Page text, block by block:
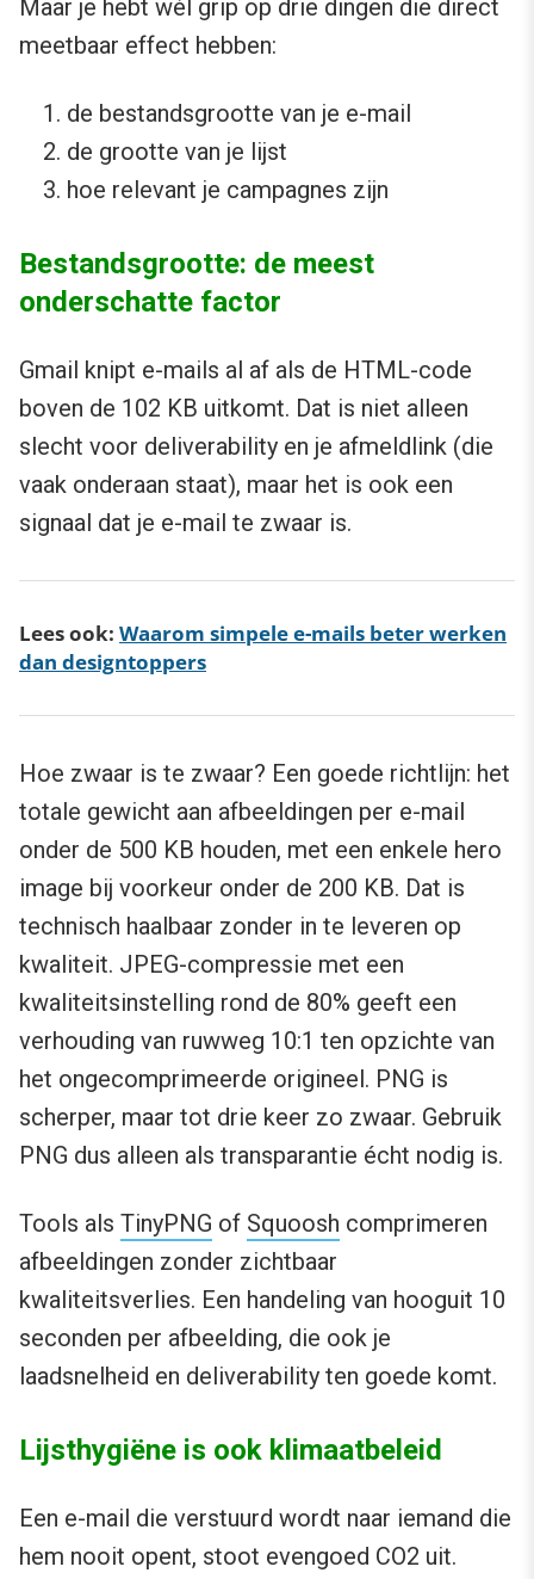
Maar je hebt wél grip op drie dingen die direct
meetbaar effect hebben:
de bestandsgrootte van je e-mail
de grootte van je lijst
hoe relevant je campagnes zijn
Bestandsgrootte: de meest
onderschatte factor
Gmail knipt e-mails al af als de HTML-code
boven de 102 KB uitkomt. Dat is niet alleen
slecht voor deliverability en je afmeldlink (die
vaak onderaan staat), maar het is ook een
signaal dat je e-mail te zwaar is.
Lees ook: Waarom simpele e-mails beter werken
dan designtoppers
Hoe zwaar is te zwaar? Een goede richtlijn: het
totale gewicht aan afbeeldingen per e-mail
onder de 500 KB houden, met een enkele hero
image bij voorkeur onder de 200 KB. Dat is
technisch haalbaar zonder in te leveren op
kwaliteit. JPEG-compressie met een
kwaliteitsinstelling rond de 80% geeft een
verhouding van ruwweg 10:1 ten opzichte van
het ongecomprimeerde origineel. PNG is
scherper, maar tot drie keer zo zwaar. Gebruik
PNG dus alleen als transparantie écht nodig is.
Tools als TinyPNG of Squoosh comprimeren
afbeeldingen zonder zichtbaar
kwaliteitsverlies. Een handeling van hooguit 10
seconden per afbeelding, die ook je
laadsnelheid en deliverability ten goede komt.
Lijsthygiëne is ook klimaatbeleid
Een e-mail die verstuurd wordt naar iemand die
hem nooit opent, stoot evengoed CO2 uit.